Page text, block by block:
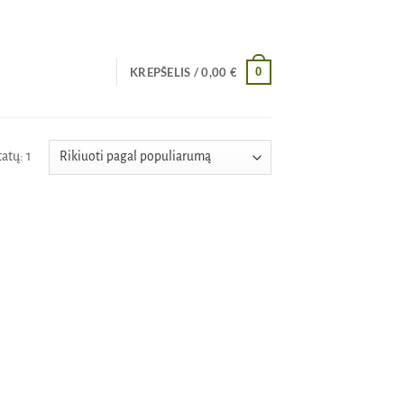
KREPŠELIS /0,00 € 0
1